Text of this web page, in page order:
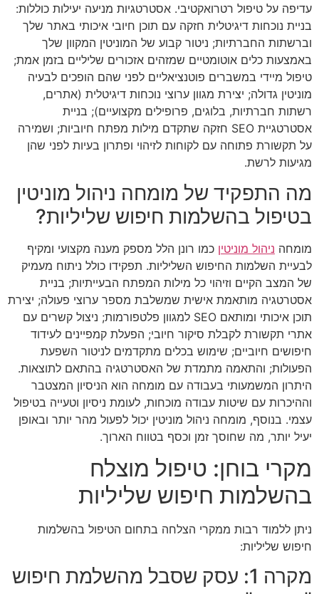
עדיפה על טיפול רטרואקטיבי. אסטרטגיות מניעה יעילות כוללות:
בניית נוכחות דיגיטלית חזקה עם תוכן חיובי איכותי באתר שלך
וברשתות החברתיות; ניטור קבוע של המוניטין המקוון שלך
באמצעות כלים אוטומטיים שמזהים אזכורים שליליים בזמן אמת;
טיפול מיידי במשברים פוטנציאליים לפני שהם הופכים לבעיה
מוניטין גדולה; יצירת מגוון ערוצי נוכחות דיגיטלית (אתרים,
רשתות חברתיות, בלוגים, פרופילים מקצועיים); בניית
אסטרטגיית SEO חזקה שתקדם מילות מפתח חיוביות; ושמירה
על תקשורת פתוחה עם לקוחות לזיהוי ופתרון בעיות לפני שהן
מגיעות לרשת.
מה התפקיד של מומחה ניהול מוניטין
בטיפול בהשלמות חיפוש שליליות?
מומחה ניהול מוניטין כמו רונן הלל מספק מענה מקצועי ומקיף
לבעיית השלמות החיפוש השליליות. תפקידו כולל ניתוח מעמיק
של המצב הקיים וזיהוי כל מילות המפתח הבעייתיות; בניית
אסטרטגיה מותאמת אישית שמשלבת מספר ערוצי פעולה; יצירת
תוכן איכותי ומותאם SEO למגוון פלטפורמות; ניצול קשרים עם
אתרי תקשורת לקבלת סיקור חיובי; הפעלת קמפיינים לעידוד
חיפושים חיוביים; שימוש בכלים מתקדמים לניטור השפעת
הפעולות; והתאמה מתמדת של האסטרטגיה בהתאם לתוצאות.
היתרון המשמעותי בעבודה עם מומחה הוא הניסיון המצטבר
וההיכרות עם שיטות עבודה מוכחות, לעומת ניסיון וטעייה בטיפול
עצמי. בנוסף, מומחה ניהול מוניטין יכול לפעול מהר יותר ובאופן
יעיל יותר, מה שחוסך זמן וכסף בטווח הארוך.
מקרי בוחן: טיפול מוצלח
בהשלמות חיפוש שליליות
ניתן ללמוד רבות ממקרי הצלחה בתחום הטיפול בהשלמות
חיפוש שליליות:
מקרה 1: עסק שסבל מהשלמת חיפוש